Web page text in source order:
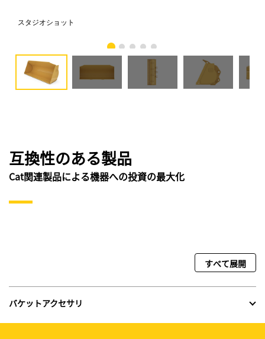
スタジオショット
互換性のある製品
Cat関連製品による機器への投資の最大化
すべて展開
バケットアクセサリ